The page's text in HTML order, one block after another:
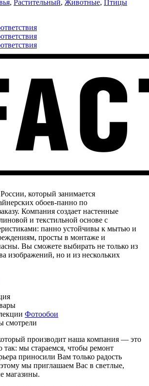
, Растительный, Животные, Птицы
который занимается
обоев-панно по
Компания создает настенные
и текстильной основе с
панно устойчивы к мытью и
просты в монтаже и
Вы сможете выбирать не только из
изображений, но и из нескольких
Фотообои
смотрели
производит наша компания — это
так: мы стараемся, чтобы ремонт
приносили Вам только радость
мы приглашаем Вас в светлые,
магазины.